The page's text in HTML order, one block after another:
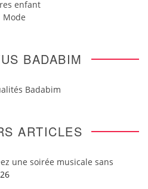
enfant
Mode
BADABIM
Badabim
ARTICLES
une soirée musicale sans